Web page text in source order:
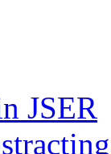
JSER